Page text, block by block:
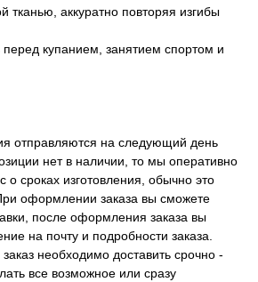
тканью, аккуратно повторяя изгибы
перед купанием, занятием спортом и
отправляются на следующий день
нет в наличии, то мы оперативно
сроках изготовления, обычно это
оформлении заказа вы сможете
после оформления заказа вы
на почту и подробности заказа.
необходимо доставить срочно -
все возможное или сразу